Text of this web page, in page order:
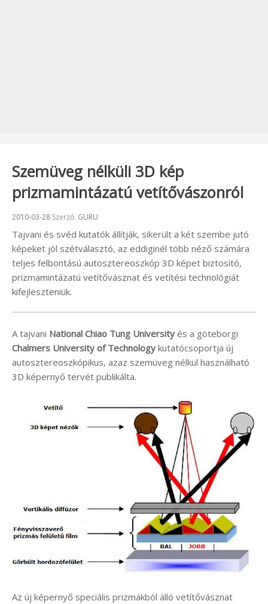
Szemüveg nélküli 3D kép
prizmamintázatú vetítővászonról
Beküldve:
2010-03-28 Szerző: GURU
Tajvani és svéd kutatók állítják, sikerült a két szembe jutó
képeket jól szétválasztó, az eddiginél több néző számára
teljes felbontású autosztereoszkóp 3D képet biztosító,
prizmamintázatú vetítővásznat és vetítési technológiát
kifejleszteniük.
A tajvani National Chiao Tung University és a göteborgi
Chalmers University of Technology kutatócsoportja új
autosztereoszkópikus, azaz szemüveg nélkül használható
3D képernyő tervét publikálta.
Az új képernyő speciális prizmákból álló vetítővásznat